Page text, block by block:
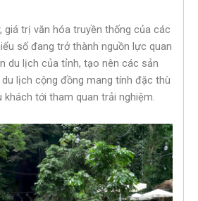
giá trị văn hóa truyền thống của các
số đang trở thành nguồn lực quan
du lịch của tỉnh, tạo nên các sản
lịch cộng đồng mang tính đặc thù
tới tham quan trải nghiệm.